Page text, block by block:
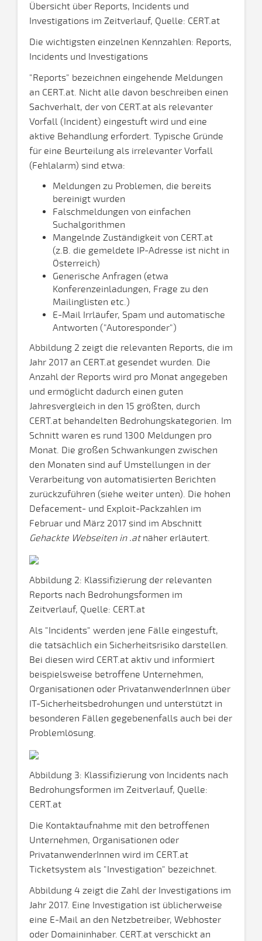
Übersicht über Reports, Incidents und
Investigations im Zeitverlauf, Quelle: CERT.at
Die wichtigsten einzelnen Kennzahlen: Reports,
Incidents und Investigations
"Reports" bezeichnen eingehende Meldungen
an CERT.at. Nicht alle davon beschreiben einen
Sachverhalt, der von CERT.at als relevanter
Vorfall (Incident) eingestuft wird und eine
aktive Behandlung erfordert. Typische Gründe
für eine Beurteilung als irrelevanter Vorfall
(Fehlalarm) sind etwa:
Meldungen zu Problemen, die bereits
bereinigt wurden
Falschmeldungen von einfachen
Suchalgorithmen
Mangelnde Zuständigkeit von CERT.at
(z.B. die gemeldete IP-Adresse ist nicht in
Österreich)
Generische Anfragen (etwa
Konferenzeinladungen, Frage zu den
Mailinglisten etc.)
E-Mail Irrläufer, Spam und automatische
Antworten ("Autoresponder")
Abbildung 2 zeigt die relevanten Reports, die im
Jahr 2017 an CERT.at gesendet wurden. Die
Anzahl der Reports wird pro Monat angegeben
und ermöglicht dadurch einen guten
Jahresvergleich in den 15 größten, durch
CERT.at behandelten Bedrohungskategorien. Im
Schnitt waren es rund 1300 Meldungen pro
Monat. Die großen Schwankungen zwischen
den Monaten sind auf Umstellungen in der
Verarbeitung von automatisierten Berichten
zurückzuführen (siehe weiter unten). Die hohen
Defacement- und Exploit-Packzahlen im
Februar und März 2017 sind im Abschnitt
Gehackte Webseiten in .atnäher erläutert.
Abbildung 2: Klassifizierung der relevanten
Reports nach Bedrohungsformen im
Zeitverlauf, Quelle: CERT.at
Als "Incidents" werden jene Fälle eingestuft,
die tatsächlich ein Sicherheitsrisiko darstellen.
Bei diesen wird CERT.at aktiv und informiert
beispielsweise betroffene Unternehmen,
Organisationen oder PrivatanwenderInnen über
IT-Sicherheitsbedrohungen und unterstützt in
besonderen Fällen gegebenenfalls auch bei der
Problemlösung.
Abbildung 3: Klassifizierung von Incidents nach
Bedrohungsformen im Zeitverlauf, Quelle:
CERT.at
Die Kontaktaufnahme mit den betroffenen
Unternehmen, Organisationen oder
PrivatanwenderInnen wird im CERT.at
Ticketsystem als "Investigation" bezeichnet.
Abbildung 4 zeigt die Zahl der Investigations im
Jahr 2017. Eine Investigation ist üblicherweise
eine E-Mail an den Netzbetreiber, Webhoster
oder Domaininhaber. CERT.at verschickt an